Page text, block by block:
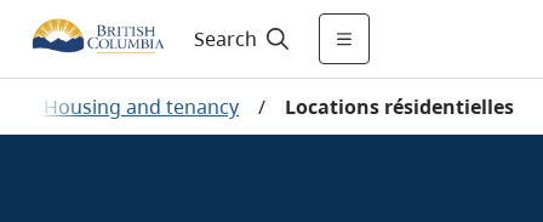
Search
Housing and tenancy / Locations résidentielles